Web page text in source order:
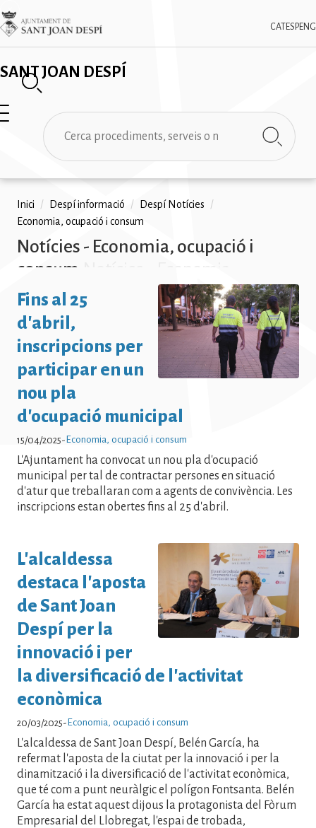
Vés
al
contingut
SANT JOAN DESPÍ
CAT ESPENG
Imatge
✕
Cerca
Fil
d'ariadna
Inici / Despí informació / Despí Notícies
/
Economia, ocupació i consum
Notícies - Economia, ocupació i
consum
ocupació i consum Notícies -
Economia, ocupació i consum
Notícies - Economia, ocupació i
consum Notícies - Economia,
ocupació i consum Notícies -
Economia, ocupació i consum
Notícies - Economia, ocupació i
consum Notícies - Economia,
ocupació i consum Notícies -
Economia, ocupació i consum
Notícies - Economia, ocupació i
consum Notícies - Economia,
ocupació i consum Notícies -
Economia, ocupació i consum
Notícies - Economia, ocupació i
consum
Fins al 25
d'abril,
inscripcions per
participar en un
nou pla
d'ocupació municipal
15/04/2025- Economia, ocupació i consum
L'Ajuntament ha convocat un nou pla d'ocupació
municipal per tal de contractar persones en situació
d'atur que treballaran com a agents de convivència. Les
inscripcions estan obertes fins al 25 d'abril.
L'alcaldessa
destaca l'aposta
de Sant Joan
Despí per la
innovació i per
la diversificació de l'activitat
econòmica
20/03/2025- Economia, ocupació i consum
L'alcaldessa de Sant Joan Despí, Belén García, ha
refermat l'aposta de la ciutat per la innovació i per la
dinamització i la diversificació de l'activitat econòmica,
que té com a punt neuràlgic el polígon Fontsanta. Belén
García ha estat aquest dijous la protagonista del Fòrum
Empresarial del Llobregat, l'espai de trobada,